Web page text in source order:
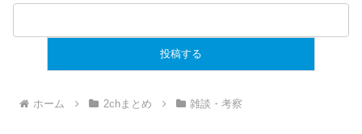
ホーム 2chまとめ 雑談・考察